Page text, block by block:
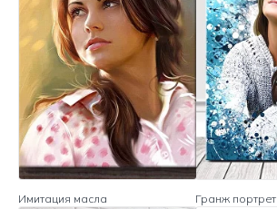
Имитация масла Гранж портрет